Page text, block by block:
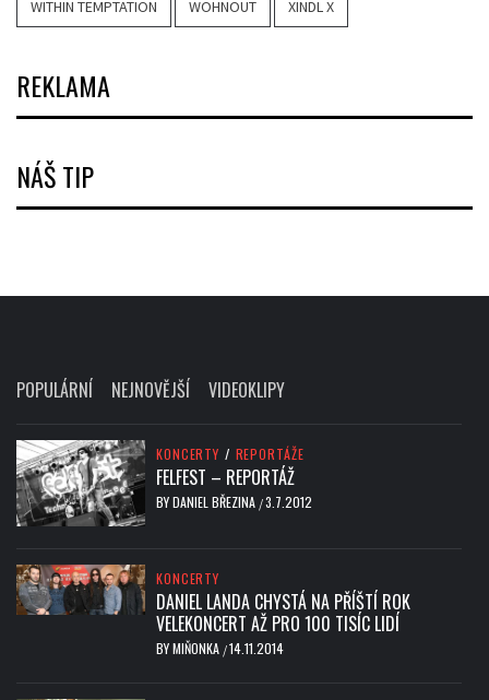
WITHIN TEMPTATION WOHNOUT XINDL X
REKLAMA
NÁŠ TIP
POPULÁRNÍ NEJNOVĚJŠÍ VIDEOKLIPY
KONCERTY / REPORTÁŽE
FELFEST – REPORTÁŽ
BYDANIEL BŘEZINA /3.7.2012
KONCERTY
DANIEL LANDA CHYSTÁ NA PŘÍŠTÍ ROK
VELEKONCERT AŽ PRO 100 TISÍC LIDÍ
BYMIŇONKA /14.11.2014